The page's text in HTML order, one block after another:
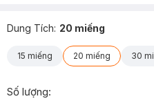
Dung Tích: 20 miếng
15 miếng 20 miếng 30
Số lượng: